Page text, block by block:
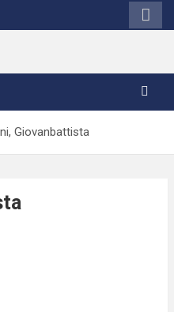
Giovanbattista